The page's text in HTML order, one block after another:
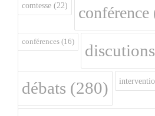
comtesse (22) conférence
conférences (16) discutions
débats (280)